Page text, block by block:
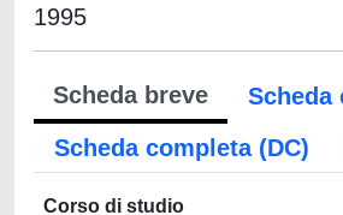
1995
Scheda breve
Scheda
Scheda completa (DC)
Corso di studio